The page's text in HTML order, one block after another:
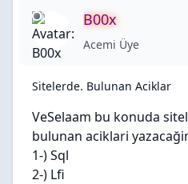
B00x
Acemi Üye
Sitelerde. Bulunan Aciklar
VeSelaam bu konuda
bulunan aciklari
1-) Sql
2-) Lfi